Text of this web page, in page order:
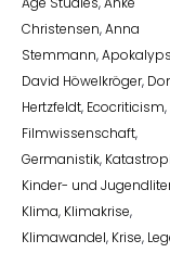
Christensen,Anna
Stemmann,
David Höwelkröger,
Hertzfeldt, Ecocriticism,
Filmwissenschaft,
Germanistik,
Kinder- und
Klima, Klimakrise,
Klimawandel, Krise,